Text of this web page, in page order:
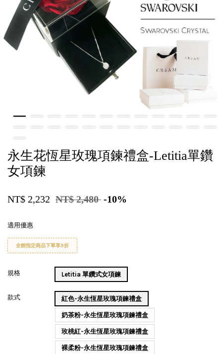
永生花恆星玫瑰項鍊禮盒-Letitia單鑽
女項鍊
NT$ 2,232 NT$ 2,480 -10%
適用優惠
全館指定商品下單享9折
規格 Letitia 單鑽式女項鍊
款式 紅色-永生恆星玫瑰項鍊禮盒
奶茶粉-永生恆星玫瑰項鍊禮盒
玫桃紅-永生恆星玫瑰項鍊禮盒
裸柔粉-永生恆星玫瑰項鍊禮盒